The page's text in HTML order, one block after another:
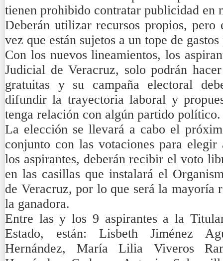
tienen prohibido contratar publicidad en
Deberán utilizar recursos propios, pero
vez que están sujetos a un tope de gastos
Con los nuevos lineamientos, los
Judicial de Veracruz, solo podrán
gratuitas y su campaña electoral
difundir la trayectoria laboral y
tenga relación con algún partido político.
La elección se llevará a cabo el
conjunto con las votaciones para
los aspirantes, deberán recibir el voto
en las casillas que instalará el
de Veracruz, por lo que será la mayoría
la ganadora.
Entre las y los 9 aspirantes a la
Estado, están: Lisbeth Jiménez
Hernández, María Lilia Viveros